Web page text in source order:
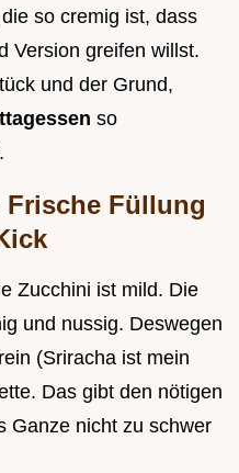
so cremig ist, dass
Version greifen willst.
und der Grund,
so
Füllung
Zucchini ist mild. Die
und nussig. Deswegen
(Sriracha ist mein
Das gibt den nötigen
Ganze nicht zu schwer